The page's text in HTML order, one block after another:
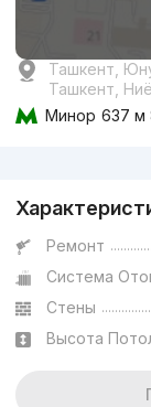
Ташкент,
Ташкент,
Минор 637 м
Ремонт
Система
Стены
Высота